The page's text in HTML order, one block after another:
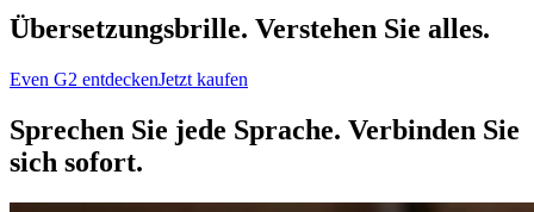
Übersetzungsbrille. Verstehen Sie alles.
Even G2 entdeckenJetzt kaufen
Sprechen Sie jede Sprache. Verbinden Sie
sich sofort.